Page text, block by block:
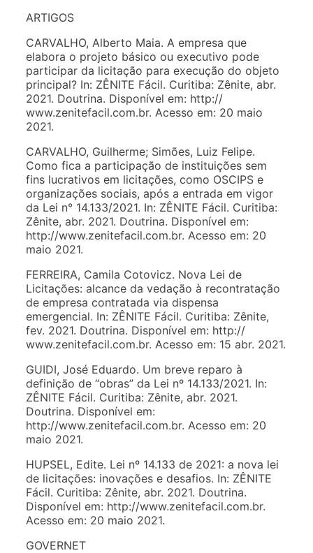
ARTIGOS
CARVALHO, Alberto Maia. A empresa que
elabora o projeto básico ou executivo pode
participar da licitação para execução do objeto
principal? In: ZÊNITE Fácil. Curitiba: Zênite, abr.
2021. Doutrina. Disponível em: http://
www.zenitefacil.com.br. Acesso em: 20 maio
2021.
CARVALHO, Guilherme; Simões, Luiz Felipe.
Como fica a participação de instituições sem
fins lucrativos em licitações, como OSCIPS e
organizações sociais, após a entrada em vigor
da Lei n° 14.133/2021. In: ZÊNITE Fácil. Curitiba:
Zênite, abr. 2021. Doutrina. Disponível em:
http://www.zenitefacil.com.br. Acesso em: 20
maio 2021.
FERREIRA, Camila Cotovicz. Nova Lei de
Licitações: alcance da vedação à recontratação
de empresa contratada via dispensa
emergencial. In: ZÊNITE Fácil. Curitiba: Zênite,
fev. 2021. Doutrina. Disponível em: http://
www.zenitefacil.com.br. Acesso em: 15 abr. 2021.
GUIDI, José Eduardo. Um breve reparo à
definição de “obras” da Lei nº 14.133/2021. In:
ZÊNITE Fácil. Curitiba: Zênite, abr. 2021.
Doutrina. Disponível em:
http://www.zenitefacil.com.br. Acesso em: 20
maio 2021.
HUPSEL, Edite. Lei nº 14.133 de 2021: a nova lei
de licitações: inovações e desafios. In: ZÊNITE
Fácil. Curitiba: Zênite, abr. 2021. Doutrina.
Disponível em: http://www.zenitefacil.com.br.
Acesso em: 20 maio 2021.
GOVERNET